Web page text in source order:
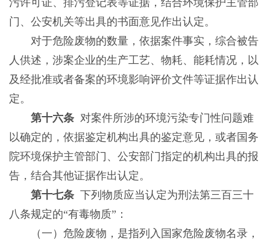
污许可证、排污登记表等证据，结合环境保护主管部
门、公安机关等出具的书面意见作出认定。
对于危险废物的数量，依据案件事实，综合被告
人供述，涉案企业的生产工艺、物耗、能耗情况，以
及经批准或者备案的环境影响评价文件等证据作出认
定。
第十六条对案件所涉的环境污染专门性问题难
以确定的，依据鉴定机构出具的鉴定意见，或者国务
院环境保护主管部门、公安部门指定的机构出具的报
告，结合其他证据作出认定。
第十七条下列物质应当认定为刑法第三百三十
八条规定的“有毒物质”：
（一）危险废物，是指列入国家危险废物名录，